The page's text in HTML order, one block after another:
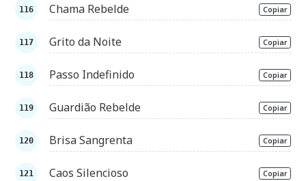
Chama Rebelde Copiar
Grito da Noite Copiar
Passo Indefinido Copiar
Guardião Rebelde Copiar
Brisa Sangrenta Copiar
Caos Silencioso Copiar